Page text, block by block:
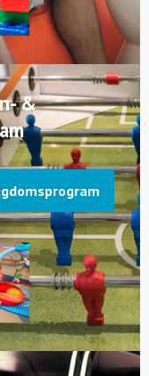
&